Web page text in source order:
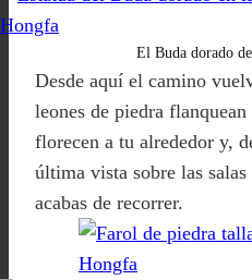
El Buda dorado
Desde aquí el camino
leones de piedra
florecen a tu alrededor y,
última vista sobre las
acabas de recorrer.